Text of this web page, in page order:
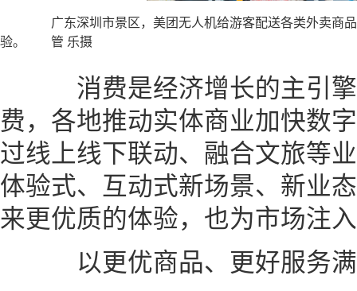
广东深圳市景区，美团无人机给游客配送各类外卖商品
验。 管 乐摄
消费是经济增长的主引擎
费，各地推动实体商业加快数
过线上线下联动、融合文旅等
体验式、互动式新场景、新业
来更优质的体验，也为市场注
以更优商品、更好服务满